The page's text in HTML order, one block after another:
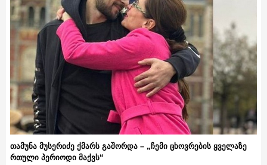
თამუნა მუსერიძე ქმარს გაშორდა – „ჩემი ცხოვრების ყველაზე
რთული პერიოდი მაქვს“